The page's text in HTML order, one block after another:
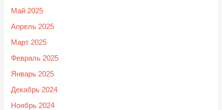
Май 2025
Апрель 2025
Март 2025
Февраль 2025
Январь 2025
Декабрь 2024
Ноябрь 2024